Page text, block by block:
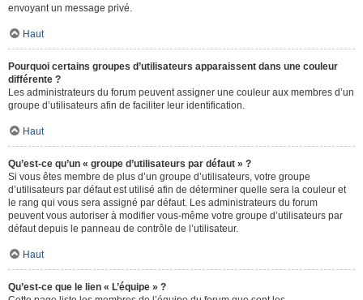
envoyant un message privé.
Haut
Pourquoi certains groupes d’utilisateurs apparaissent dans une couleur
différente ?
Les administrateurs du forum peuvent assigner une couleur aux membres d’un
groupe d’utilisateurs afin de faciliter leur identification.
Haut
Qu’est-ce qu’un « groupe d’utilisateurs par défaut » ?
Si vous êtes membre de plus d’un groupe d’utilisateurs, votre groupe
d’utilisateurs par défaut est utilisé afin de déterminer quelle sera la couleur et
le rang qui vous sera assigné par défaut. Les administrateurs du forum
peuvent vous autoriser à modifier vous-même votre groupe d’utilisateurs par
défaut depuis le panneau de contrôle de l’utilisateur.
Haut
Qu’est-ce que le lien « L’équipe » ?